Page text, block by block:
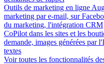
Outils de marketing en ligne
marketing par e-mail, sur
du marketing, l'intégration CRM
CoPilot dans les sites et les
demande, images générées par
textes
Voir toutes les fonctionnalités